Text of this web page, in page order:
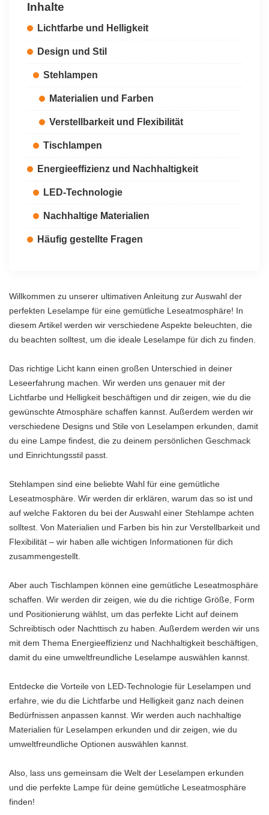
Inhalte
Lichtfarbe und Helligkeit
Design und Stil
Stehlampen
Materialien und Farben
Verstellbarkeit und Flexibilität
Tischlampen
Energieeffizienz und Nachhaltigkeit
LED-Technologie
Nachhaltige Materialien
Häufig gestellte Fragen
Willkommen zu unserer ultimativen Anleitung zur Auswahl der
perfekten Leselampe für eine gemütliche Leseatmosphäre! In
diesem Artikel werden wir verschiedene Aspekte beleuchten, die
du beachten solltest, um die ideale Leselampe für dich zu finden.
Das richtige Licht kann einen großen Unterschied in deiner
Leseerfahrung machen. Wir werden uns genauer mit der
Lichtfarbe und Helligkeit beschäftigen und dir zeigen, wie du die
gewünschte Atmosphäre schaffen kannst. Außerdem werden wir
verschiedene Designs und Stile von Leselampen erkunden, damit
du eine Lampe findest, die zu deinem persönlichen Geschmack
und Einrichtungsstil passt.
Stehlampen sind eine beliebte Wahl für eine gemütliche
Leseatmosphäre. Wir werden dir erklären, warum das so ist und
auf welche Faktoren du bei der Auswahl einer Stehlampe achten
solltest. Von Materialien und Farben bis hin zur Verstellbarkeit und
Flexibilität – wir haben alle wichtigen Informationen für dich
zusammengestellt.
Aber auch Tischlampen können eine gemütliche Leseatmosphäre
schaffen. Wir werden dir zeigen, wie du die richtige Größe, Form
und Positionierung wählst, um das perfekte Licht auf deinem
Schreibtisch oder Nachttisch zu haben. Außerdem werden wir uns
mit dem Thema Energieeffizienz und Nachhaltigkeit beschäftigen,
damit du eine umweltfreundliche Leselampe auswählen kannst.
Entdecke die Vorteile von LED-Technologie für Leselampen und
erfahre, wie du die Lichtfarbe und Helligkeit ganz nach deinen
Bedürfnissen anpassen kannst. Wir werden auch nachhaltige
Materialien für Leselampen erkunden und dir zeigen, wie du
umweltfreundliche Optionen auswählen kannst.
Also, lass uns gemeinsam die Welt der Leselampen erkunden
und die perfekte Lampe für deine gemütliche Leseatmosphäre
finden!